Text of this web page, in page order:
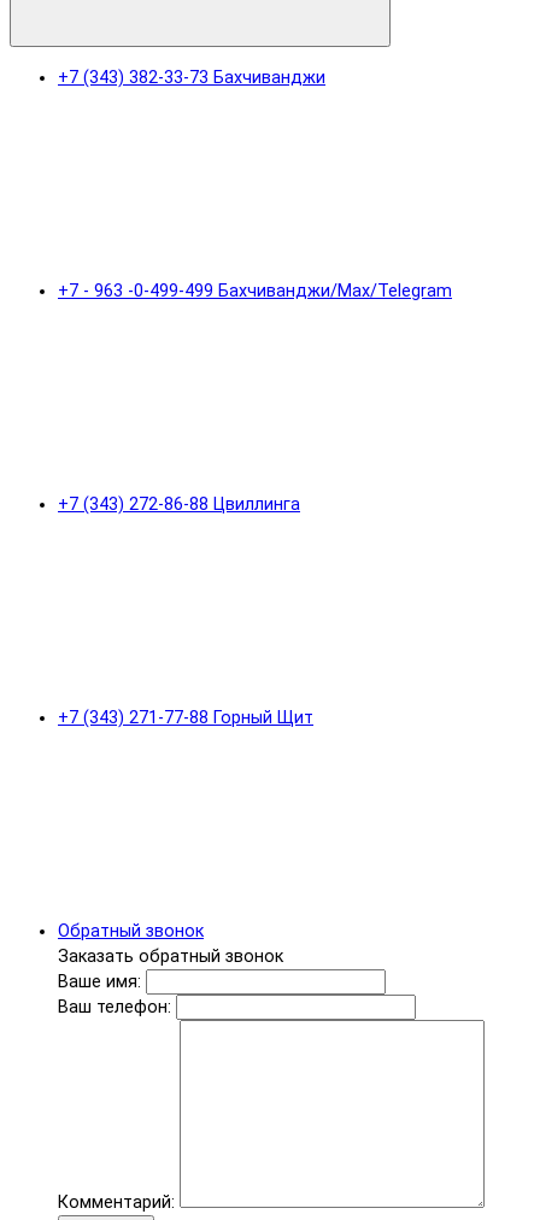
+7 (343) 382-33-73 Бахчиванджи
+7 - 963 -0-499-499 Бахчиванджи/Max/Telegram
+7 (343) 272-86-88 Цвиллинга
+7 (343) 271-77-88 Горный Щит
Обратный звонок
Заказать обратный звонок
Ваше имя:
Ваш телефон:
Комментарий: